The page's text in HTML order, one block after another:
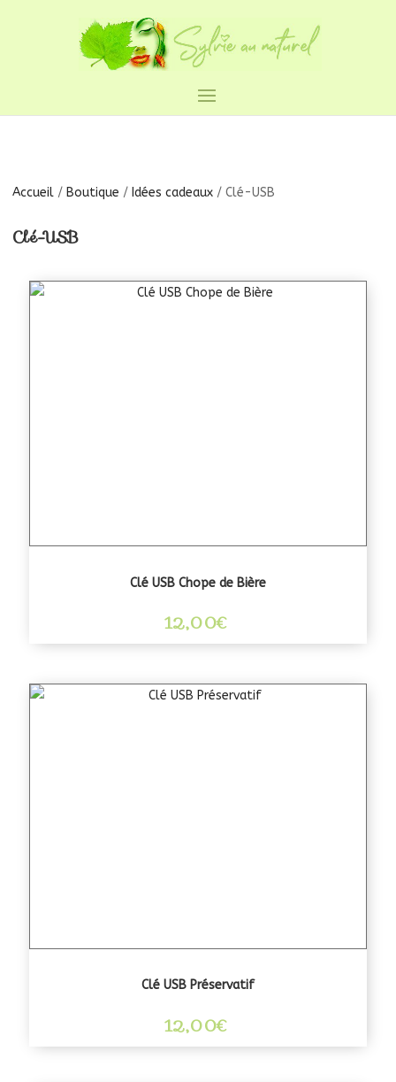
Accueil / Boutique / Idées cadeaux / Clé-USB
Clé-USB
Clé USB Chope de Bière
12,00€
Clé USB Préservatif
12,00€